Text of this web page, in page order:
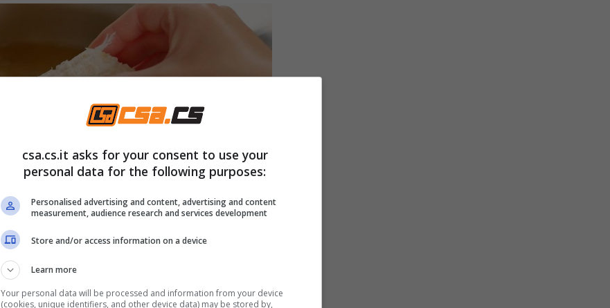
csa.cs.it asks for your consent to use your
personal data for the following purposes:
Personalised advertising and content, advertising and content
measurement, audience research and services development
Store and/or access information on a device
Learn more
Your personal data will be processed and information from your device
(cookies, unique identifiers, and other device data) may be stored by,